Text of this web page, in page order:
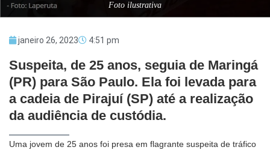
Foto ilustrativa
janeiro 26, 2023 4:51 pm
Suspeita, de 25 anos, seguia de Maringá
(PR) para São Paulo. Ela foi levada para
a cadeia de Pirajuí (SP) até a realização
da audiência de custódia.
Uma jovem de 25 anos foi presa em flagrante suspeita de tráfico